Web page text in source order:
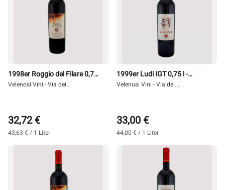
1998er Roggio del Filare 0,75
l - Velenosi
Velenosi Vini - Via dei...
32,72 €
43,63 € / 1 Liter
1999er Ludi IGT 0,75 l -
Velenosi
Velenosi Vini - Via dei...
33,00 €
44,00 € / 1 Liter